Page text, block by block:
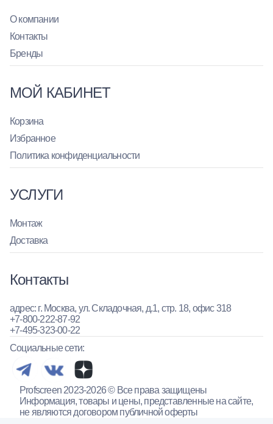
О компании
Контакты
Бренды
МОЙ КАБИНЕТ
Корзина
Избранное
Политика конфиденциальности
УСЛУГИ
Монтаж
Доставка
Контакты
адрес: г. Москва, ул. Складочная, д.1, стр. 18, офис 318
+7-800-222-87-92
+7-495-323-00-22
Социальные сети:
Profscreen 2023-2026 © Все права защищены
Информация, товары и цены, представленные на сайте,
не являются договором публичной оферты